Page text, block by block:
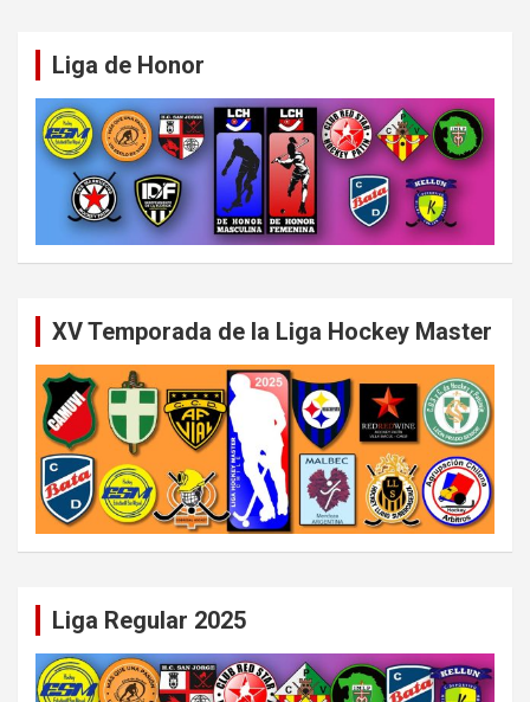
Liga de Honor
XV Temporada de la Liga Hockey Master
Liga Regular 2025